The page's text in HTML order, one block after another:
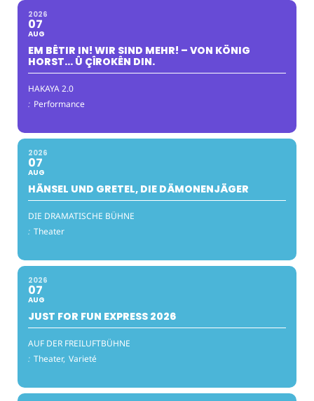
2026
07
AUG
EM BÊTIR IN! WIR SIND MEHR! – VON KÖNIG
HORST… Û ÇÎROKÊN DIN.
HAKAYA 2.0
: Performance
2026
07
AUG
HÄNSEL UND GRETEL, DIE DÄMONENJÄGER
DIE DRAMATISCHE BÜHNE
: Theater
2026
07
AUG
JUST FOR FUN EXPRESS 2026
AUF DER FREILUFTBÜHNE
: Theater, Varieté